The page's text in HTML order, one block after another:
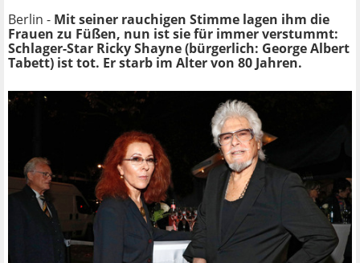
Berlin - Mit seiner rauchigen Stimme lagen ihm die
Frauen zu Füßen, nun ist sie für immer verstummt:
Schlager-Star Ricky Shayne (bürgerlich: George Albert
Tabett) ist tot. Er starb im Alter von 80 Jahren.